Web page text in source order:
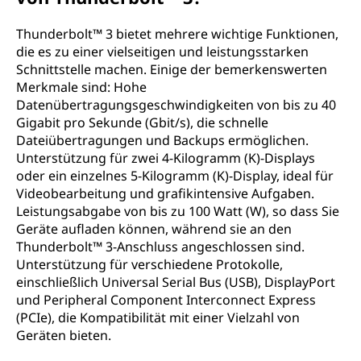
Thunderbolt™ 3 bietet mehrere wichtige Funktionen,
die es zu einer vielseitigen und leistungsstarken
Schnittstelle machen. Einige der bemerkenswerten
Merkmale sind: Hohe
Datenübertragungsgeschwindigkeiten von bis zu 40
Gigabit pro Sekunde (Gbit/s), die schnelle
Dateiübertragungen und Backups ermöglichen.
Unterstützung für zwei 4-Kilogramm (K)-Displays
oder ein einzelnes 5-Kilogramm (K)-Display, ideal für
Videobearbeitung und grafikintensive Aufgaben.
Leistungsabgabe von bis zu 100 Watt (W), so dass Sie
Geräte aufladen können, während sie an den
Thunderbolt™ 3-Anschluss angeschlossen sind.
Unterstützung für verschiedene Protokolle,
einschließlich Universal Serial Bus (USB), DisplayPort
und Peripheral Component Interconnect Express
(PCIe), die Kompatibilität mit einer Vielzahl von
Geräten bieten.